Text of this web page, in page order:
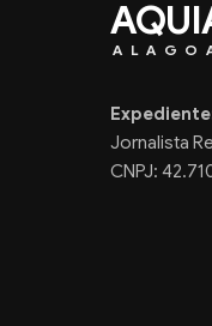
Jornalista
CNPJ: